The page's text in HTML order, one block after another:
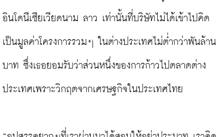
อินโดนีเซียเวียดนาม ลาว เท่านั้นที่บริษัทไม่ได้เข้าไปคิด
เป็นมูลค่าโครงการรวมๆ ในต่างประเทศไม่ต่ำกว่าพันล้าน
บาท ซึ่งเธอยอมรับว่าส่วนหนึ่งของการก้าวไปตลาดต่าง
ประเทศเพราะวิกฤตจากเศรษฐกิจในประเทศไทย